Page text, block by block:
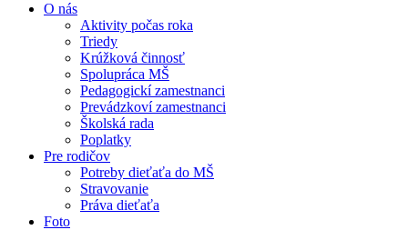
O nás
Aktivity počas roka
Triedy
Krúžková činnosť
Spolupráca MŠ
Pedagogickí zamestnanci
Prevádzkoví zamestnanci
Školská rada
Poplatky
Pre rodičov
Potreby dieťaťa do MŠ
Stravovanie
Práva dieťaťa
Foto